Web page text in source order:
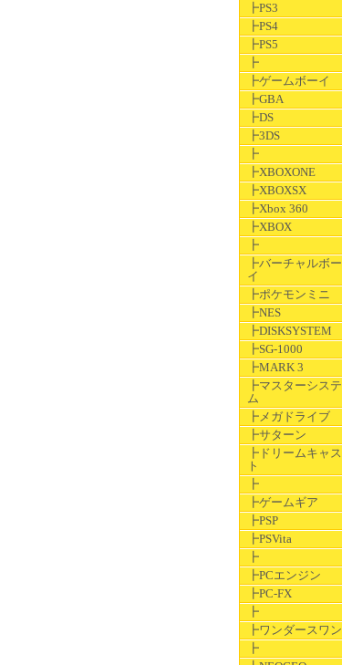
┣PS3
┣PS4
┣PS5
┣
┣ゲームボーイ
┣GBA
┣DS
┣3DS
┣
┣XBOXONE
┣XBOXSX
┣Xbox 360
┣XBOX
┣
┣バーチャルボー
イ
┣ポケモンミニ
┣NES
┣DISKSYSTEM
┣SG-1000
┣MARK 3
┣マスターシステ
ム
┣メガドライブ
┣サターン
┣ドリームキャス
ト
┣
┣ゲームギア
┣PSP
┣PSVita
┣
┣PCエンジン
┣PC-FX
┣
┣ワンダースワン
┣